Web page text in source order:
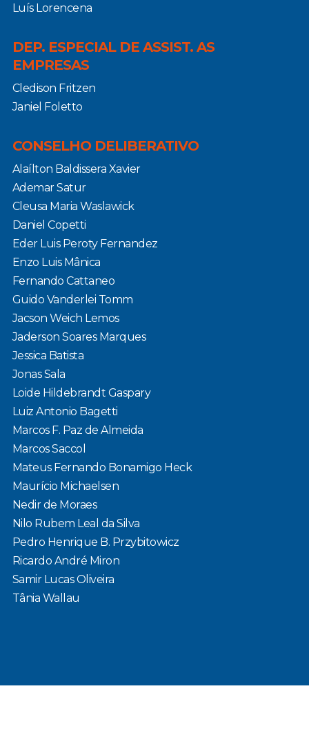
Luís Lorencena
DEP. ESPECIAL DE ASSIST. AS
EMPRESAS
Cledison Fritzen
Janiel Foletto
CONSELHO DELIBERATIVO
Alaílton Baldissera Xavier
Ademar Satur
Cleusa Maria Waslawick
Daniel Copetti
Eder Luis Peroty Fernandez
Enzo Luis Mânica
Fernando Cattaneo
Guido Vanderlei Tomm
Jacson Weich Lemos
Jaderson Soares Marques
Jessica Batista
Jonas Sala
Loide Hildebrandt Gaspary
Luiz Antonio Bagetti
Marcos F. Paz de Almeida
Marcos Saccol
Mateus Fernando Bonamigo Heck
Maurício Michaelsen
Nedir de Moraes
Nilo Rubem Leal da Silva
Pedro Henrique B. Przybitowicz
Ricardo André Miron
Samir Lucas Oliveira
Tânia Wallau